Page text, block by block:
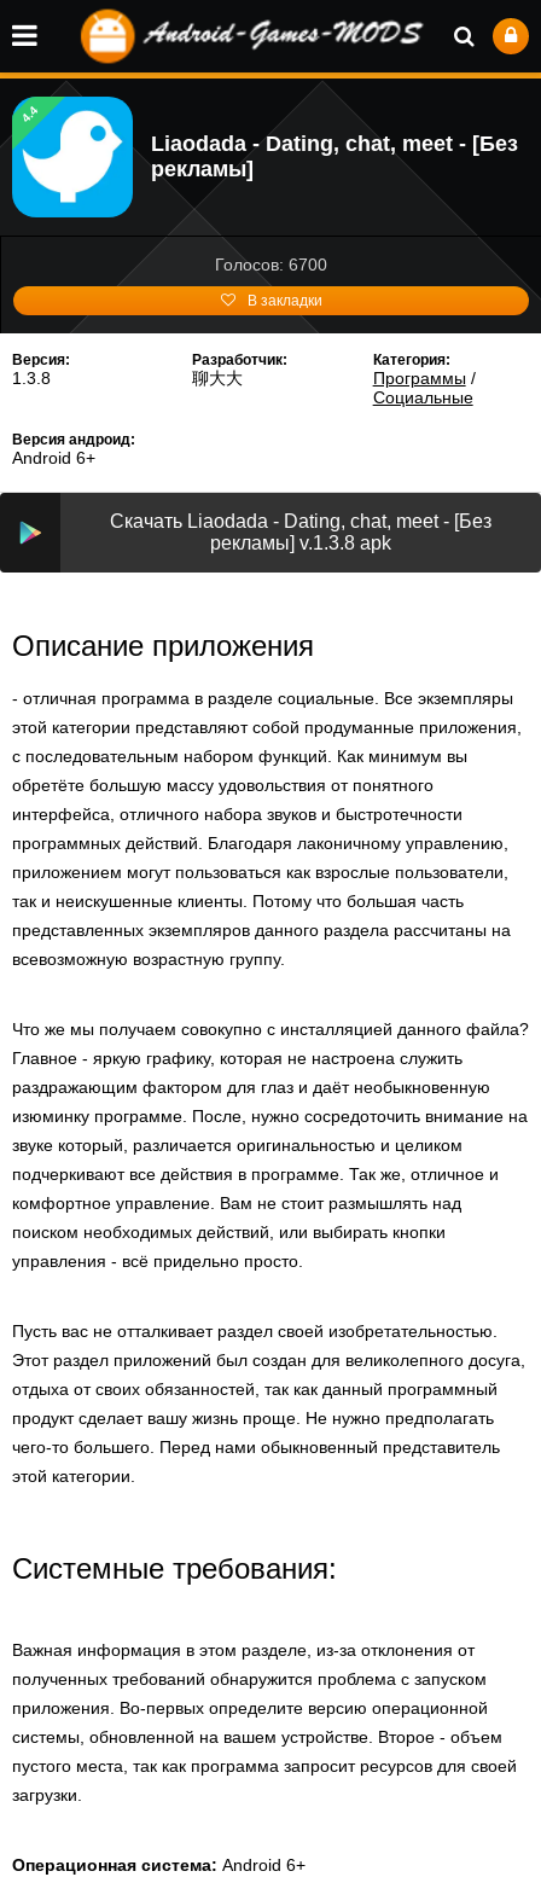
4.4
Liaodada - Dating, chat, meet - [Без
рекламы]
Голосов: 6700
В закладки
Версия:
1.3.8
Разработчик:
聊大大
Категория:
Программы/
Социальные
Версия андроид:
Android 6+
Скачать Liaodada - Dating, chat, meet - [Без
рекламы] v.1.3.8 apk
Описание приложения
- отличная программа в разделе социальные. Все экземпляры
этой категории представляют собой продуманные приложения,
с последовательным набором функций. Как минимум вы
обретёте большую массу удовольствия от понятного
интерфейса, отличного набора звуков и быстротечности
программных действий. Благодаря лаконичному управлению,
приложением могут пользоваться как взрослые пользователи,
так и неискушенные клиенты. Потому что большая часть
представленных экземпляров данного раздела рассчитаны на
всевозможную возрастную группу.
Что же мы получаем совокупно с инсталляцией данного файла?
Главное - яркую графику, которая не настроена служить
раздражающим фактором для глаз и даёт необыкновенную
изюминку программе. После, нужно сосредоточить внимание на
звуке который, различается оригинальностью и целиком
подчеркивают все действия в программе. Так же, отличное и
комфортное управление. Вам не стоит размышлять над
поиском необходимых действий, или выбирать кнопки
управления - всё придельно просто.
Пусть вас не отталкивает раздел своей изобретательностью.
Этот раздел приложений был создан для великолепного досуга,
отдыха от своих обязанностей, так как данный программный
продукт сделает вашу жизнь проще. Не нужно предполагать
чего-то большего. Перед нами обыкновенный представитель
этой категории.
Системные требования:
Важная информация в этом разделе, из-за отклонения от
полученных требований обнаружится проблема с запуском
приложения. Во-первых определите версию операционной
системы, обновленной на вашем устройстве. Второе - объем
пустого места, так как программа запросит ресурсов для своей
загрузки.
Операционная система: Android 6+